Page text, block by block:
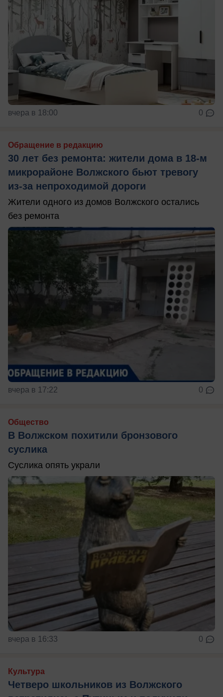
вчера в 18:00 0
Обращение в редакцию
30 лет без ремонта: жители дома в 18‑м
микрорайоне Волжского бьют тревогу
из‑за непроходимой дороги
Жители одного из домов Волжского остались
без ремонта
вчера в 17:22 0
Общество
В Волжском похитили бронзового
суслика
Суслика опять украли
вчера в 16:33 0
Культура
Четверо школьников из Волжского